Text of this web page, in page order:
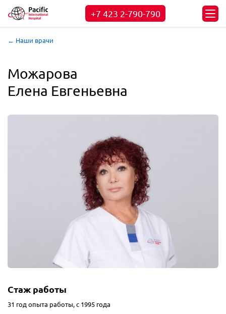
+7 423 2-790-790
← Наши врачи
Можарова
Елена Евгеньевна
Стаж работы
31 год опыта работы, с 1995 года